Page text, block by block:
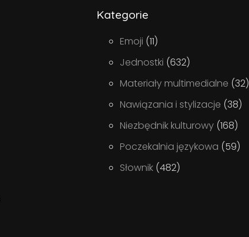
Kategorie
Emoji (11)
Jednostki (632)
Materiały multimedialne (32)
Nawiązania i stylizacje (38)
Niezbędnik kulturowy (168)
Poczekalnia językowa (59)
Słownik (482)